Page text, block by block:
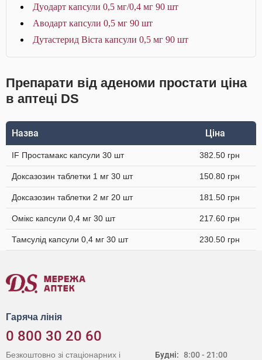
Дуодарт капсули 0,5 мг/0,4 мг 90 шт
Аводарт капсули 0,5 мг 90 шт
Дутастерид Віста капсули 0,5 мг 90 шт
Препарати від аденоми простати ціна
в аптеці DS
Назва Ціна
IF Простамакс капсули 30 шт 382.50 грн
Доксазозин таблетки 1 мг 30 шт 150.80 грн
Доксазозин таблетки 2 мг 20 шт 181.50 грн
Омікс капсули 0,4 мг 30 шт 217.60 грн
Тамсулід капсули 0,4 мг 30 шт 230.50 грн
Гаряча лінія
0 800 30 20 60
Будні: 8:00 - 21:00
Безкоштовно зі стаціонарних і